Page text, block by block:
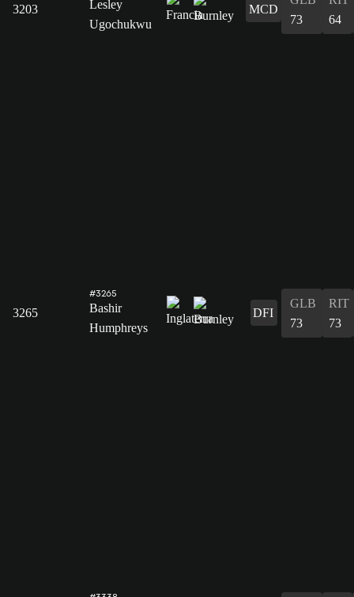
3203
Lesley
Ugochukwu
MCD
73
64
3265
#3265
Bashir
Humphreys
DFI
GLB
73
RIT
73